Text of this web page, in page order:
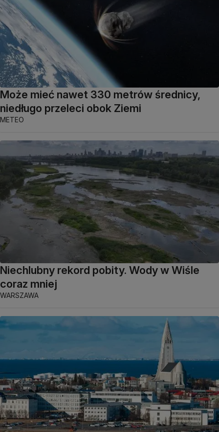
Może mieć nawet 330 metrów średnicy,
niedługo przeleci obok Ziemi
METEO
Niechlubny rekord pobity. Wody w Wiśle
coraz mniej
WARSZAWA